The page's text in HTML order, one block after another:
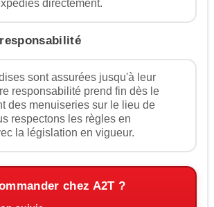
directement.
sont assurées jusqu'à leur
responsabilité prend fin dès le
des menuiseries sur le lieu de
respectons les règles en
la législation en vigueur.
chez A2T ?